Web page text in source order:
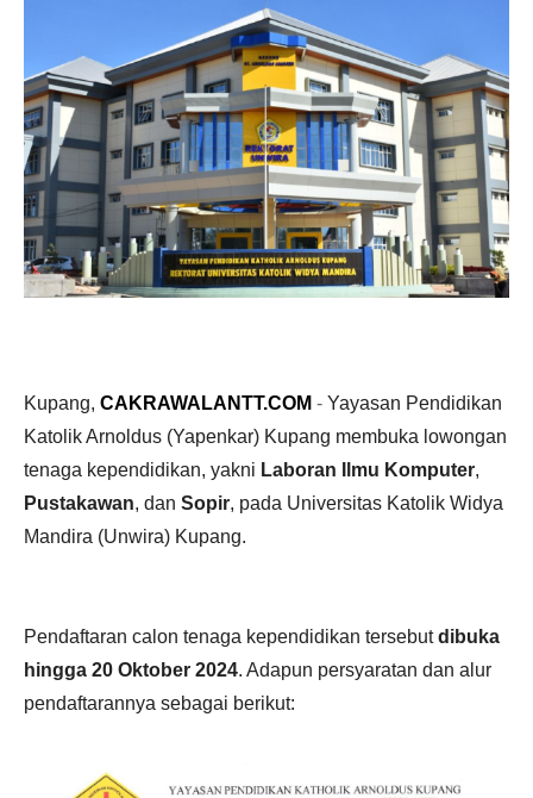
Kupang, CAKRAWALANTT.COM - Yayasan Pendidikan
Katolik Arnoldus (Yapenkar) Kupang membuka lowongan
tenaga kependidikan, yakni Laboran Ilmu Komputer,
Pustakawan, dan Sopir, pada Universitas Katolik Widya
Mandira (Unwira) Kupang.
Pendaftaran calon tenaga kependidikan tersebutdibuka
hingga 20 Oktober 2024. Adapun persyaratan dan alur
pendaftarannya sebagai berikut: